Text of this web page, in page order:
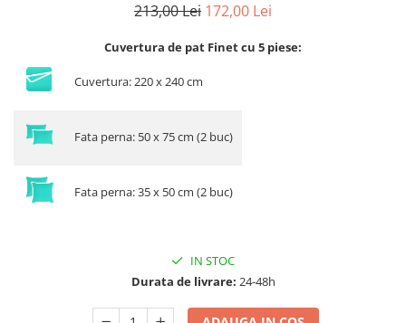
213,00 Lei 172,00 Lei
Cuvertura de pat Finet cu 5 piese:
Cuvertura: 220 x 240 cm
Fata perna: 50 x 75 cm (2 buc)
Fata perna: 35 x 50 cm (2 buc)
IN STOC
Durata de livrare: 24-48h